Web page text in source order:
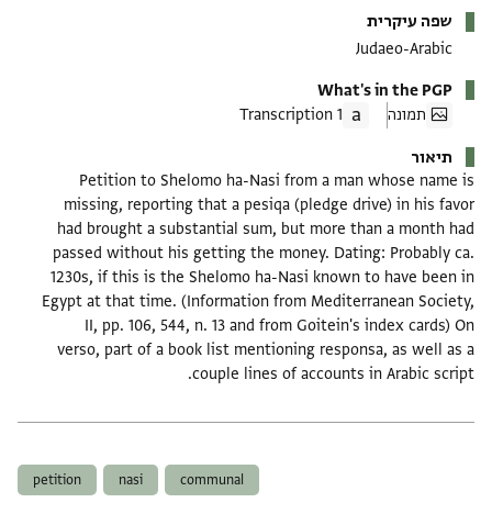
שפה עיקרית
Judaeo-Arabic
What's in the PGP
תמונה
1 Transcription
תיאור
Petition to Shelomo ha-Nasi from a man whose name is
missing, reporting that a pesiqa (pledge drive) in his favor
had brought a substantial sum, but more than a month had
passed without his getting the money. Dating: Probably ca.
1230s, if this is the Shelomo ha-Nasi known to have been in
Egypt at that time. (Information from Mediterranean Society,
II, pp. 106, 544, n. 13 and from Goitein's index cards) On
verso, part of a book list mentioning responsa, as well as a
couple lines of accounts in Arabic script.
communal
nasi
petition